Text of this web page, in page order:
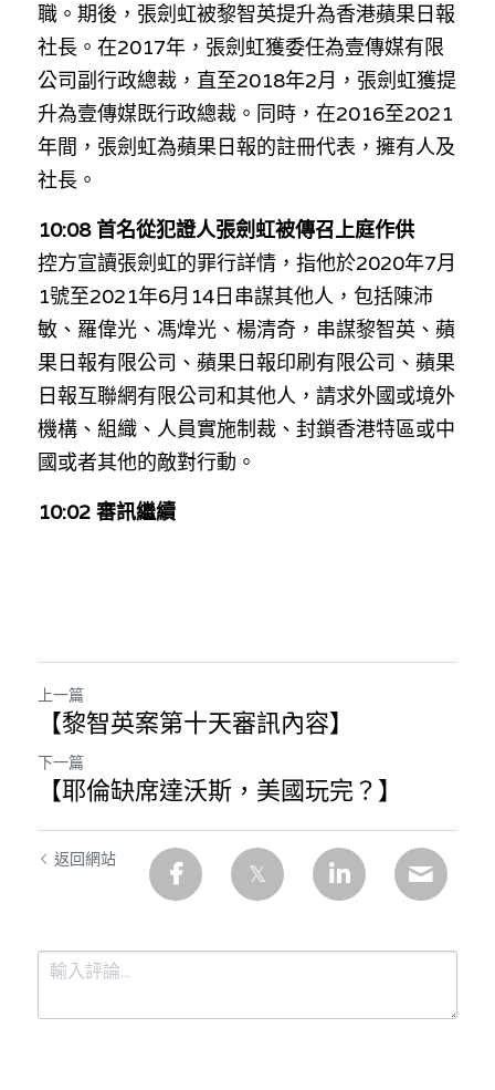
職。期後，張劍虹被黎智英提升為香港蘋果日報
社長。在2017年，張劍虹獲委任為壹傳媒有限
公司副行政總裁，直至2018年2月，張劍虹獲提
升為壹傳媒既行政總裁。同時，在2016至2021
年間，張劍虹為蘋果日報的註冊代表，擁有人及
社長。
10:08 首名從犯證人張劍虹被傳召上庭作供
控方宣讀張劍虹的罪行詳情，指他於2020年7月
1號至2021年6月14日串謀其他人，包括陳沛
敏、羅偉光、馮煒光、楊清奇，串謀黎智英、蘋
果日報有限公司、蘋果日報印刷有限公司、蘋果
日報互聯網有限公司和其他人，請求外國或境外
機構、組織、人員實施制裁、封鎖香港特區或中
國或者其他的敵對行動。
10:02 審訊繼續
上一篇
【黎智英案第十天審訊內容】
下一篇
【耶倫缺席達沃斯，美國玩完？】
返回網站